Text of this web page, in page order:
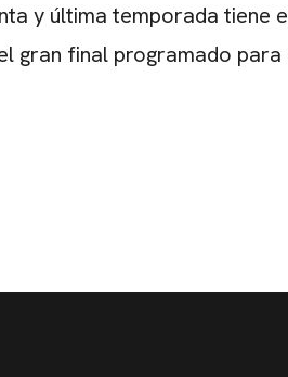
y última temporada tiene
gran final programado para